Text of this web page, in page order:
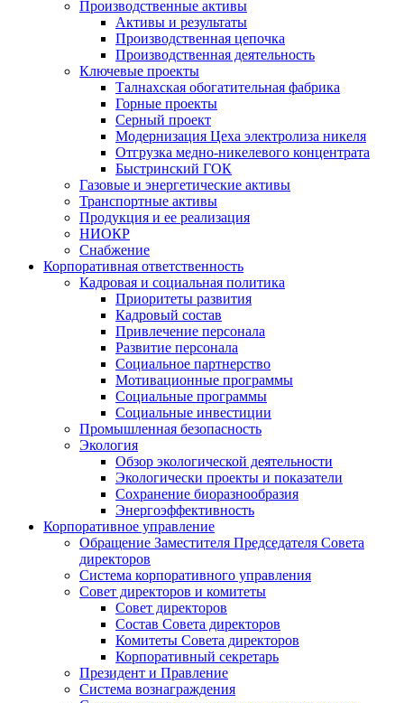
Производственные активы
Активы и результаты
Производственная цепочка
Производственная деятельность
Ключевые проекты
Талнахская обогатительная фабрика
Горные проекты
Серный проект
Модернизация Цеха электролиза никеля
Отгрузка медно-никелевого концентрата
Быстринский ГОК
Газовые и энергетические активы
Транспортные активы
Продукция и ее реализация
НИОКР
Снабжение
Корпоративная ответственность
Кадровая и социальная политика
Приоритеты развития
Кадровый состав
Привлечение персонала
Развитие персонала
Социальное партнерство
Мотивационные программы
Социальные программы
Социальные инвестиции
Промышленная безопасность
Экология
Обзор экологической деятельности
Экологически проекты и показатели
Сохранение биоразнообразия
Энергоэффективность
Корпоративное управление
Обращение Заместителя Председателя Совета
директоров
Система корпоративного управления
Совет директоров и комитеты
Совет директоров
Состав Совета директоров
Комитеты Совета директоров
Корпоративный секретарь
Президент и Правление
Система вознаграждения